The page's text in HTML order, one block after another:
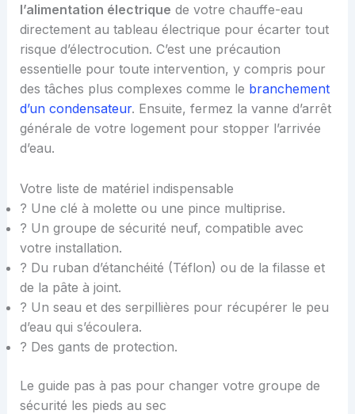
l’alimentation électrique de votre chauffe-eau
directement au tableau électrique pour écarter tout
risque d’électrocution. C’est une précaution
essentielle pour toute intervention, y compris pour
des tâches plus complexes comme le branchement
d’un condensateur. Ensuite, fermez la vanne d’arrêt
générale de votre logement pour stopper l’arrivée
d’eau.
Votre liste de matériel indispensable
? Une clé à molette ou une pince multiprise.
? Un groupe de sécurité neuf, compatible avec
votre installation.
? Du ruban d’étanchéité (Téflon) ou de la filasse et
de la pâte à joint.
? Un seau et des serpillières pour récupérer le peu
d’eau qui s’écoulera.
? Des gants de protection.
Le guide pas à pas pour changer votre groupe de
sécurité les pieds au sec